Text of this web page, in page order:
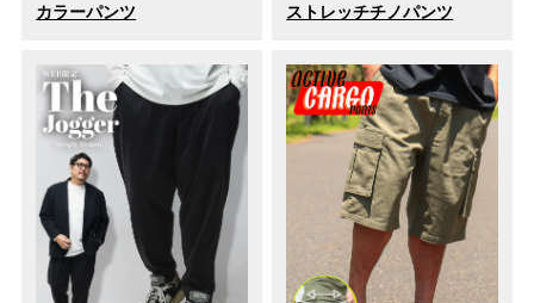
カラーパンツ
ストレッチチノパンツ